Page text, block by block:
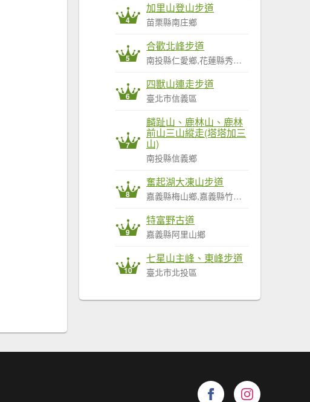
4
加里山登山步道
苗栗縣南庄鄉
5
合歡北峰步道
南投縣仁愛鄉,花蓮縣秀林鄉
6
四獸山連走步道
臺北市信義區
7
麟趾山、鹿林山、鹿林
前山三山縱走(塔塔加三
山)
南投縣信義鄉
8
奮起湖大凍山步道
嘉義縣梅山鄉,嘉義縣竹崎鄉,嘉義縣阿里山鄉
9
特富野古道
嘉義縣阿里山鄉
10
七星山主峰、東峰步道
臺北市北投區